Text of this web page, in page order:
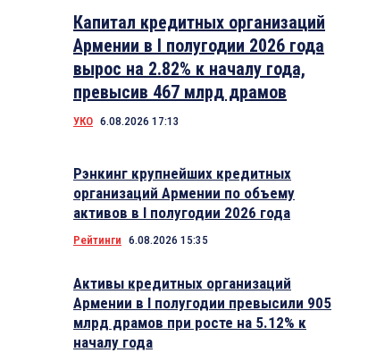
Капитал кредитных организаций
Армении в I полугодии 2026 года
вырос на 2.82% к началу года,
превысив 467 млрд драмов
УКО 6.08.2026 17:13
Рэнкинг крупнейших кредитных
организаций Армении по объему
активов в I полугодии 2026 года
Рейтинги 6.08.2026 15:35
Активы кредитных организаций
Армении в I полугодии превысили 905
млрд драмов при росте на 5.12% к
началу года